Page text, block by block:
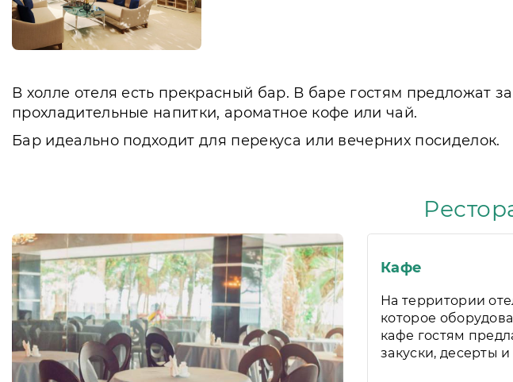
В холле отеля есть прекрасный бар. В баре гостям предложат
прохладительные напитки, ароматное кофе или чай.
Бар идеально подходит для перекуса или вечерних посиделок.
Кафе
На территории
которое
кафе гостям
закуски, десерты